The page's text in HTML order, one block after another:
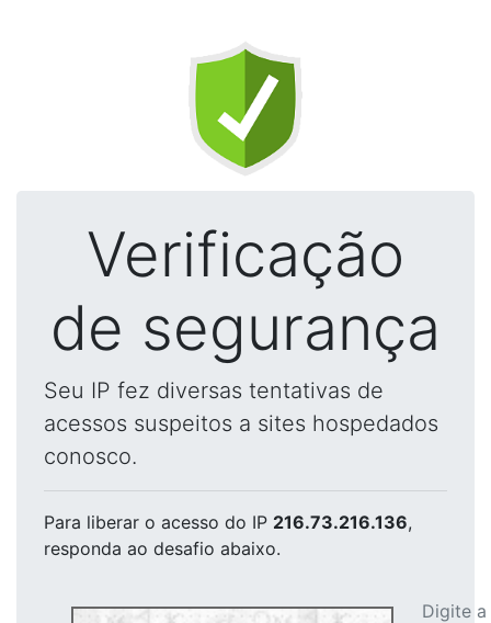
Verificação
de segurança
Seu IP fez diversas tentativas de
acessos suspeitos a sites hospedados
conosco.
Para liberar o acesso do IP 216.73.216.136,
responda ao desafio abaixo.
Digite